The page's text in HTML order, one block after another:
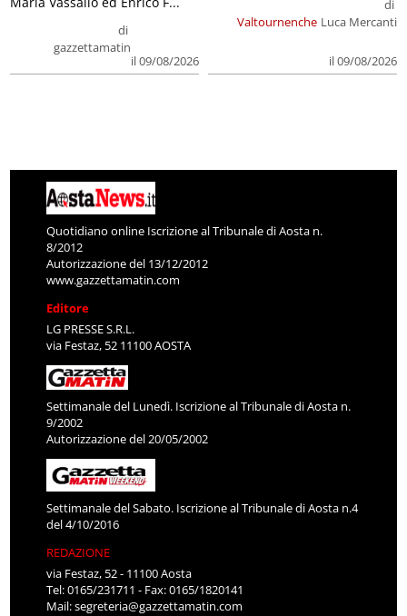
di
gazzettamatin
il 09/08/2026
Valtournenche
di
Luca Mercanti
il 09/08/2026
Quotidiano online Iscrizione al Tribunale di Aosta n.
8/2012
Autorizzazione del 13/12/2012
www.gazzettamatin.com
Editore
LG PRESSE S.R.L.
via Festaz, 52 11100 AOSTA
Settimanale del Lunedì. Iscrizione al Tribunale di Aosta n.
9/2002
Autorizzazione del 20/05/2002
Settimanale del Sabato. Iscrizione al Tribunale di Aosta n.4
del 4/10/2016
REDAZIONE
via Festaz, 52 - 11100 Aosta
Tel: 0165/231711 - Fax: 0165/1820141
Mail:segreteria@gazzettamatin.com